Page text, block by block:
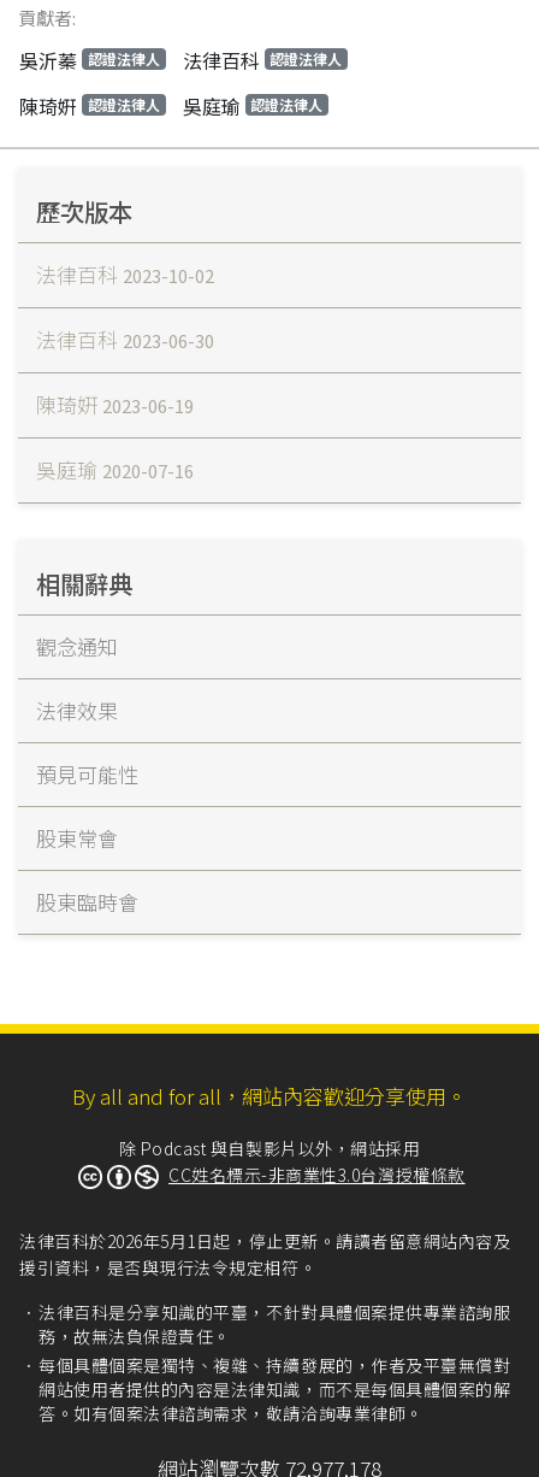
貢獻者:
吳沂蓁 認證法律人 法律百科 認證法律人
陳琦姸 認證法律人 吳庭瑜 認證法律人
歷次版本
法律百科 2023-10-02
法律百科 2023-06-30
陳琦姸 2023-06-19
吳庭瑜 2020-07-16
相關辭典
觀念通知
法律效果
預見可能性
股東常會
股東臨時會
By all and for all，網站內容歡迎分享使用。
除 Podcast 與自製影片以外，網站採用
CC姓名標示-非商業性3.0台灣授權條款
法律百科於2026年5月1日起，停止更新。請讀者留意網站內容及
援引資料，是否與現行法令規定相符。
法律百科是分享知識的平臺，不針對具體個案提供專業諮詢服
務，故無法負保證責任。
每個具體個案是獨特、複雜、持續發展的，作者及平臺無償對
網站使用者提供的內容是法律知識，而不是每個具體個案的解
答。如有個案法律諮詢需求，敬請洽詢專業律師。
網站瀏覽次數 72,977,178